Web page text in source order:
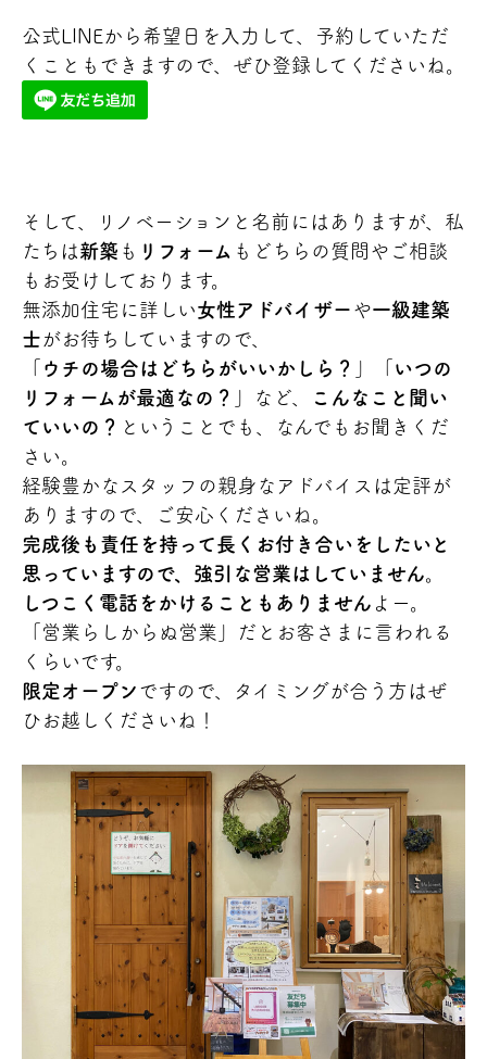
公式LINEから希望日を入力して、予約していただ
くこともできますので、ぜひ登録してくださいね。
そして、リノベーションと名前にはありますが、私
たちは新築 も リフォーム もどちらの質問やご相談
もお受けしております。
無添加住宅に詳しい女性アドバイザー や一級建築
士 がお待ちしていますので、
「 ウチの場合はどちらがいいかしら？ 」「 いつの
リフォームが最適なの？
」など、
こんなこと聞い
ていいの？ ということでも、なんでもお聞きくだ
さい。
経験豊かなスタッフの親身なアドバイスは定評が
ありますので、ご安心くださいね。
完成後も責任を持って長くお付き合いをしたいと
思っていますので、強引な営業はしていません。
しつこく電話をかけることもありません よー。
「営業らしからぬ営業」だとお客さまに言われる
くらいです。
限定オープン ですので、タイミングが合う方はぜ
ひお越しくださいね！